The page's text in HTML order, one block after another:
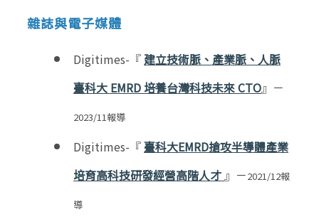
雜誌與電子媒體
Digitimes-『 建立技術脈、產業脈、人脈
臺科大 EMRD 培養台灣科技未來 CTO』－
2023/11報導
Digitimes-『臺科大EMRD搶攻半導體產業
培育高科技研發經營高階人才 』－2021/12報
導